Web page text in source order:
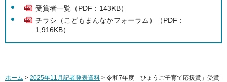
受賞者一覧（PDF：143KB）
チラシ（こどもまんなかフォーラム）（PDF：
1,916KB）
ホーム > 2025年11月記者発表資料 > 令和7年度「ひょうご子育て応援賞」受賞